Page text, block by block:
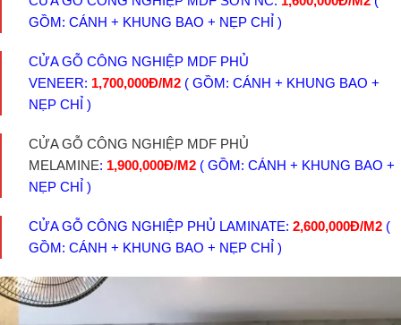
GỒM: CÁNH + KHUNG BAO + NẸP CHỈ )
CỬA GỖ CÔNG NGHIỆP MDF PHỦ
VENEER: 1,700,000Đ/M2 ( GỒM: CÁNH + KHUNG BAO +
NẸP CHỈ )
CỬA GỖ CÔNG NGHIỆP MDF PHỦ
MELAMINE: 1,900,000Đ/M2 ( GỒM: CÁNH + KHUNG BAO +
NẸP CHỈ )
CỬA GỖ CÔNG NGHIỆP PHỦ LAMINATE: 2,600,000Đ/M2 (
GỒM: CÁNH + KHUNG BAO + NẸP CHỈ )